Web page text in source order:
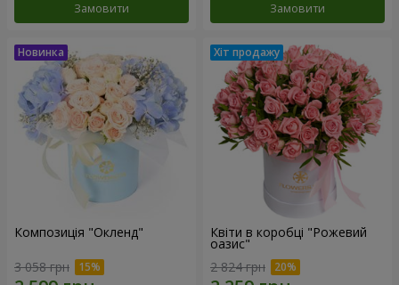
Замовити Замовити
Композиція "Окленд"
3 058 грн
Квіти в коробці "Рожевий
оазис"
2 824 грн